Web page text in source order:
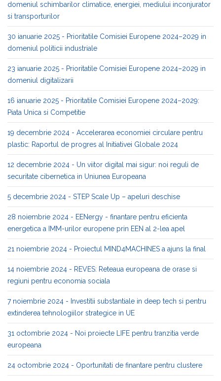
domeniul schimbarilor climatice, energiei, mediului inconjurator
si transporturilor
30 ianuarie 2025 - Prioritatile Comisiei Europene 2024–2029 in
domeniul politicii industriale
23 ianuarie 2025 - Prioritatile Comisiei Europene 2024–2029 in
domeniul digitalizarii
16 ianuarie 2025 - Prioritatile Comisiei Europene 2024–2029:
Piata Unica si Competitie
19 decembrie 2024 - Accelerarea economiei circulare pentru
plastic: Raportul de progres al Initiativei Globale 2024
12 decembrie 2024 - Un viitor digital mai sigur: noi reguli de
securitate cibernetica in Uniunea Europeana
5 decembrie 2024 - STEP Scale Up – apeluri deschise
28 noiembrie 2024 - EENergy - finantare pentru eficienta
energetica a IMM-urilor europene prin EEN al 2-lea apel
21 noiembrie 2024 - Proiectul MIND4MACHINES a ajuns la final
14 noiembrie 2024 - REVES: Reteaua europeana de orase si
regiuni pentru economia sociala
7 noiembrie 2024 - Investitii substantiale in deep tech si pentru
extinderea tehnologiilor strategice in UE
31 octombrie 2024 - Noi proiecte LIFE pentru tranzitia verde
europeana
24 octombrie 2024 - Oportunitati de finantare pentru clustere